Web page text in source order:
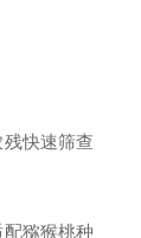
快速筛查
猕猴桃种